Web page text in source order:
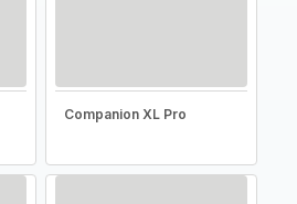
Companion XL Pro